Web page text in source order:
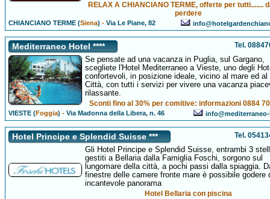
RELAX A CHIANCIANO TERME, offerte per tutti.......
perdere
CHIANCIANO TERME (Siena) -Via Le Piane, 82
Mediterraneo Hotel **** Tel.
Se pensate ad una vacanza in Puglia, sul Gargano,
scegliete l'Hotel Mediterraneo a Vieste, uno degli
confortevoli, in posizione ideale, vicino al mare ed al
Città, con tutti i servizi per vivere una vacanza
rilassante.
Sconti fino al 30% per comitive: informazioni 0884
VIESTE (Foggia) -Via Madonna della Libera, n. 46
Hotel Principe e Splendid Suisse *** Tel.
Gli Hotel Principe e Splendid Suisse, entrambi 3
gestiti a Bellaria dalla Famiglia Foschi, sorgono sul
lungomare della città, a pochi passi dalla spiaggia.
finestre delle camere fronte mare è possibile godere
incantevole panorama
Hotel Bellaria con piscina